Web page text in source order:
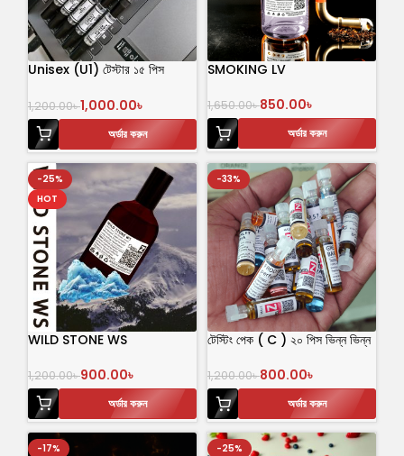
Unisex (U1) টেস্টার ১৫ পিস
1,200.00৳1,000.00৳
অর্ডার করুন
SMOKING LV
1,650.00৳850.00৳
অর্ডার করুন
-25%
HOT
WILD STONE WS
1,200.00৳900.00৳
অর্ডার করুন
-33%
টেস্টিং পেক ( C ) ২০ পিস ভিন্ন ভিন্ন
1,200.00৳800.00৳
অর্ডার করুন
-17% -25%